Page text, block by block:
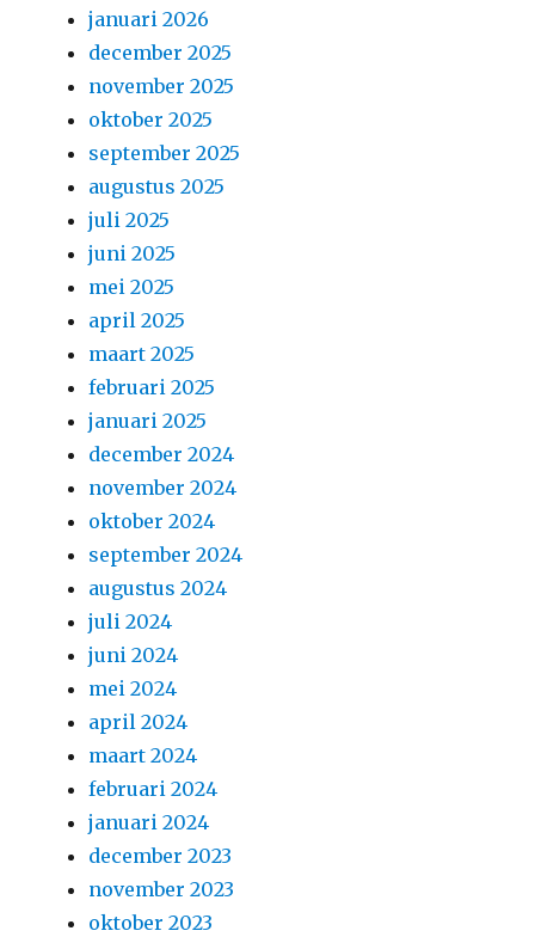
januari 2026
december 2025
november 2025
oktober 2025
september 2025
augustus 2025
juli 2025
juni 2025
mei 2025
april 2025
maart 2025
februari 2025
januari 2025
december 2024
november 2024
oktober 2024
september 2024
augustus 2024
juli 2024
juni 2024
mei 2024
april 2024
maart 2024
februari 2024
januari 2024
december 2023
november 2023
oktober 2023